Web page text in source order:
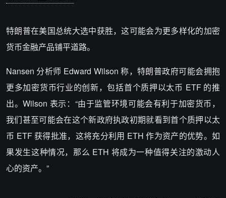
特朗普在美国总统大选中获胜，这可能会为更多样化的加密
货币金融产品铺平道路。
Nansen 分析师 Edward Wilson 称，特朗普政府可能会拥抱
更多加密货币行业的创新，包括首个质押以太币 ETF 的推
出。Wilson 表示：“由于监管环境可能会有利于加密货币，
我们甚至可能会在这个新政府执政初期就看到首个质押以太
币 ETF 获得批准，这将充分利用 ETH 作为资产的优势。如
果发生这种情况，那么 ETH 将成为一种值得关注的激动人
心的资产。”